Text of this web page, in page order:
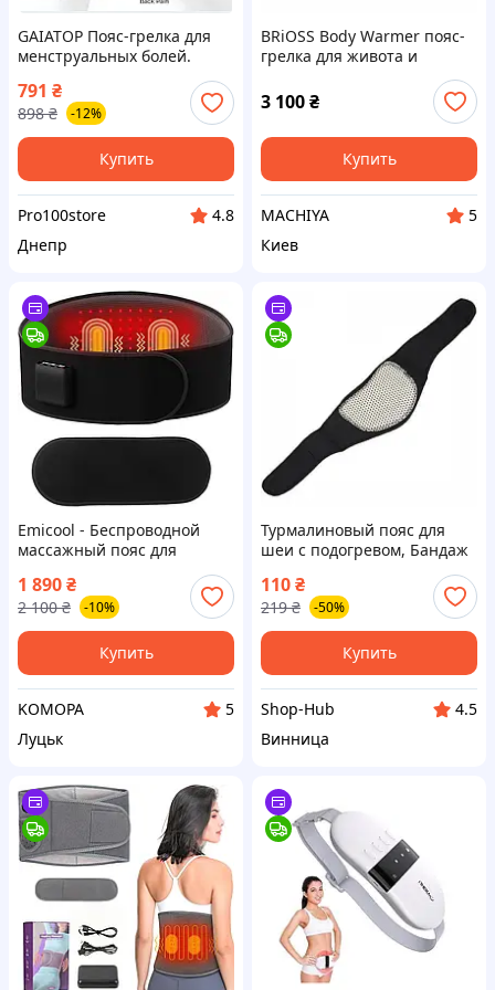
GAIATOP Пояс-грелка для
менструальных болей.
для живота ,3 режима
нагрева и 6 режимов
массажа
791 ₴
898 ₴ -12%
Купить
Pro100store
4.8
Днепр
BRiOSS Body Warmer пояс-
грелка для живота и
3 100₴
Купить
MACHIYA
5
Киев
Emicool - Беспроводной
массажный пояс для
поясницы с подогревом, 4
режима массажа, красный
свет, таймер, бандаж для
спины
1 890₴
2 100 ₴ -10%
Купить
KOMOPA
5
Луцьк
Турмалиновый пояс для
шеи с подогревом, Бандаж
с магнитными точками +
эффект массажа (Черный)
код 821554
110₴
219 ₴ -50%
Купить
Shop-Hub
4.5
Винница